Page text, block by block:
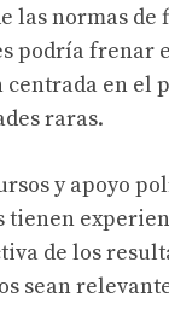
las normas
podría frenar
centrada en
raras.
y apoyo
de los
sean